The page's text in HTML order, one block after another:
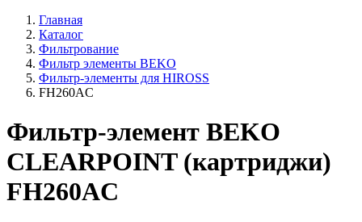
Главная
Каталог
Фильтрование
Фильтр элементы BEKO
Фильтр-элементы для HIROSS
FH260AC
Фильтр-элемент BEKO
CLEARPOINT (картриджи)
FH260AC